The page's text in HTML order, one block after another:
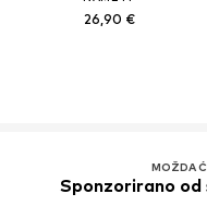
26,90 €
MOŽDA
Sponzorirano od